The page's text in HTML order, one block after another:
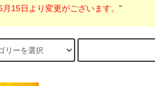
15日より変更がございます。 "